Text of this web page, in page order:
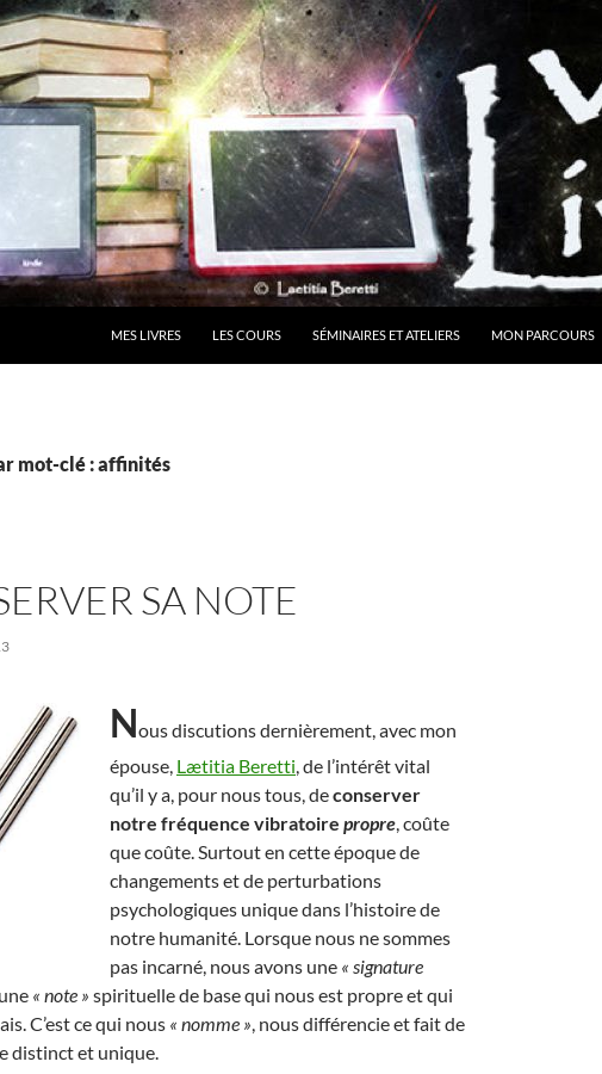
MES LIVRES LES COURS SÉMINAIRES ET ATELIERS MON PARCOURS
mot-clé : affinités
SA NOTE
Nous discutions dernièrement, avec mon
épouse, Lætitia Beretti, de l’intérêt vital
qu’il y a, pour nous tous, deconserver
notre fréquence vibratoire propre, coûte
que coûte. Surtout en cette époque de
changements et de perturbations
psychologiques unique dans l’histoire de
notre humanité. Lorsque nous ne sommes
pas incarné, nous avons une « signature
« note » spirituelle de base qui nous est propre et qui
C’est ce qui nous « nomme », nous différencie et fait de
distinct et unique.